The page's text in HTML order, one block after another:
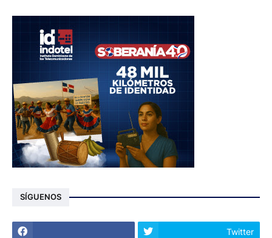
SÍGUENOS
Twitter